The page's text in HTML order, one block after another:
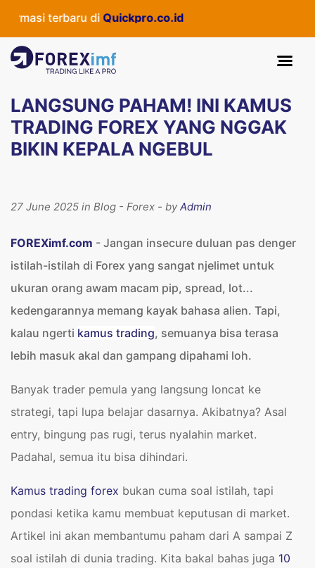
diQuickpro.co.id
LANGSUNG PAHAM! INI KAMUS
TRADING FOREX YANG NGGAK
BIKIN KEPALA NGEBUL
27 June 2025 in Blog - Forex - byAdmin
FOREXimf.com - Jangan insecure duluan pas denger
istilah-istilah di Forex yang sangat njelimet untuk
ukuran orang awam macam pip, spread, lot...
kedengarannya memang kayak bahasa alien. Tapi,
kalau ngerti kamus trading, semuanya bisa terasa
lebih masuk akal dan gampang dipahami loh.
Banyak trader pemula yang langsung loncat ke
strategi, tapi lupa belajar dasarnya. Akibatnya? Asal
entry, bingung pas rugi, terus nyalahin market.
Padahal, semua itu bisa dihindari.
Kamus trading forex bukan cuma soal istilah, tapi
pondasi ketika kamu membuat keputusan di market.
Artikel ini akan membantumu paham dari A sampai Z
soal istilah di dunia trading. Kita bakal bahas juga 10